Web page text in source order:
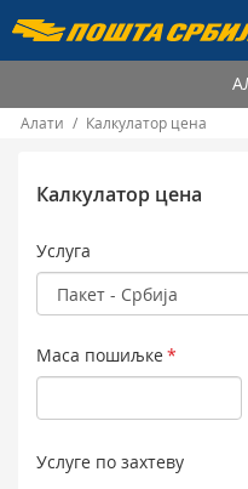
Пошта
д.о.о.
Алати / Калкулатор цена
Пронађите
Уручење
Телеграма
Постнет упутнице
Србија
Иностранство
Калкулатор цена
Услуга
Маса пошиљке*
Услуге по захтеву